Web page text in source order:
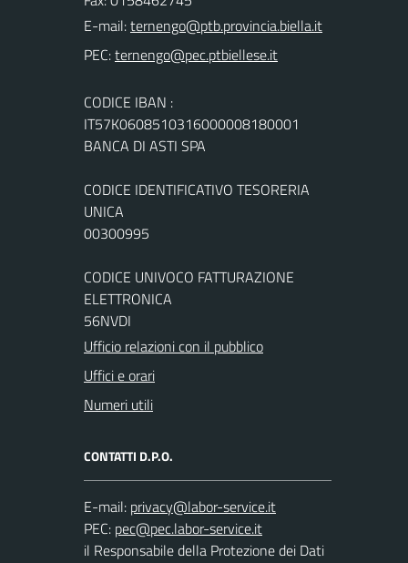
E-mail:
PEC:
CODICE IBAN :
IT57K0608510316000008180001
BANCA DI ASTI SPA
CODICE IDENTIFICATIVO TESORERIA
UNICA
00300995
CODICE UNIVOCO FATTURAZIONE
ELETTRONICA
56NVDI
Ufficio relazioni con il pubblico
Uffici e orari
Numeri utili
CONTATTI D.P.O.
E-mail:
PEC:
il Responsabile della Protezione dei Dati